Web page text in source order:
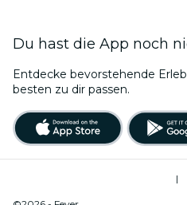
Du hast die App noch
Entdecke bevorstehende
besten zu dir passen.
|